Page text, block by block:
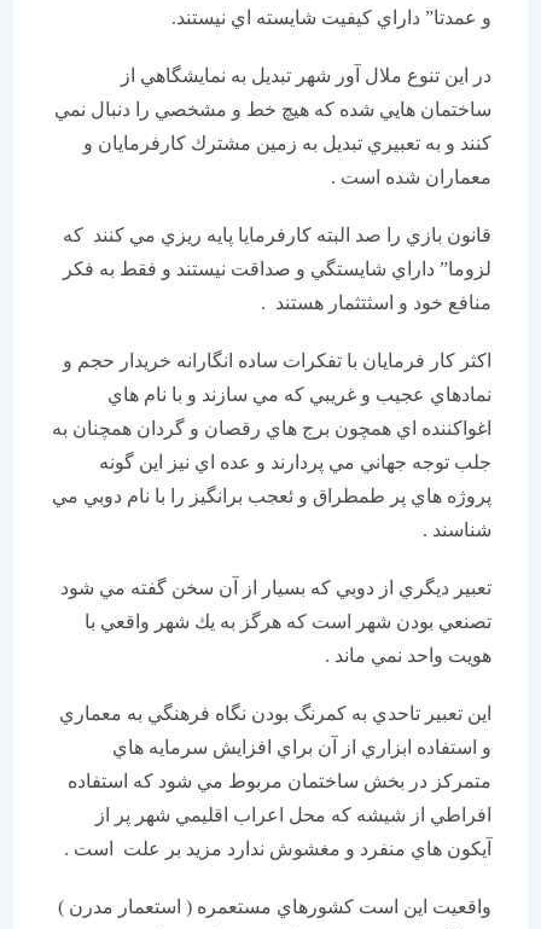
و عمدتا” داراي كيفيت شايسته اي نیستند.
در اين تنوع ملال آور شهر تبديل به نمايشگاهي از
ساختمان هايي شده كه هيچ خط و مشخصي را دنبال نمي
كنند و به تعبيري تبديل به زمين مشترك كارفرمايان و
معماران شده است .
قانون بازي را صد البته كارفرمايا پايه ريزي مي كنند كه
لزوما” داراي شايستگي و صداقت نيستند و فقط به فكر
منافع خود و اسثتثمار هستند .
اكثر كار فرمايان با تفكرات ساده انگارانه خريدار حجم و
نمادهاي عجيب و غريبي كه مي سازند و با نام هاي
اغواكننده اي همچون برج هاي رقصان و گردان همچنان به
جلب توجه جهاني مي پردارند و عده اي نيز اين گونه
پروژه هاي پر طمطراق و ئعجب برانگيز را با نام دوبي مي
شناسند .
تعبير ديگري از دوبي كه بسيار از آن سخن گفته مي شود
تصنعي بودن شهر است كه هرگز به يك شهر واقعي با
هويت واحد نمي ماند .
اين تعبير تاحدي به كمرنگ بودن نگاه فرهنگي به معماري
و استفاده ابزاري از آن براي افزايش سرمايه هاي
متمركز در بخش ساختمان مربوط مي شود كه استفاده
افراطي از شيشه كه محل اعراب اقليمي شهر پر از
آيكون هاي منفرد و مغشوش ندارد مزيد بر علت است .
واقعيت اين است كشورهاي مستعمره ( استعمار مدرن )